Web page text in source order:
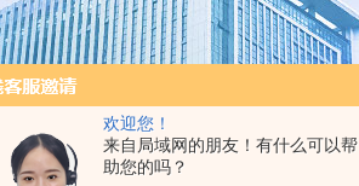
欢迎您！
来自局域网的朋友！有什么可以帮
助您的吗？